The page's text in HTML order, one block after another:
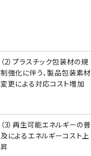
（2）プラスチック包装材の規
制強化に伴う、製品包装素材
変更による対応コスト増加
（3）再生可能エネルギーの普
及によるエネルギーコスト上
昇